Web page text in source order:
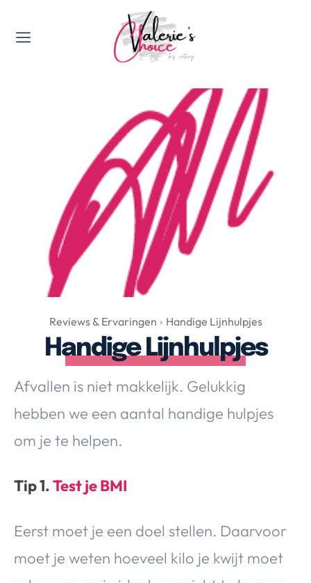
Valerie's Topics
Travel & Culture
Food & Drinks
Happyness & Opmerkelijk
Lifestyle, Sport & Duurzaamheid
Gadgets & Tech
Top 5 van Valerie
Health & Beauty
Huis & Tuin
Nieuws & Media
Over Valerie
Over Valerie
De Top 5
Contact
Travel
Reviews & Ervaringen Handige Lijnhulpjes
Handige Lijnhulpjes
Afvallen is niet makkelijk. Gelukkig
hebben we een aantal handige hulpjes
om je te helpen.
Tip 1.Test je BMI
Eerst moet je een doel stellen. Daarvoor
moet je weten hoeveel kilo je kwijt moet